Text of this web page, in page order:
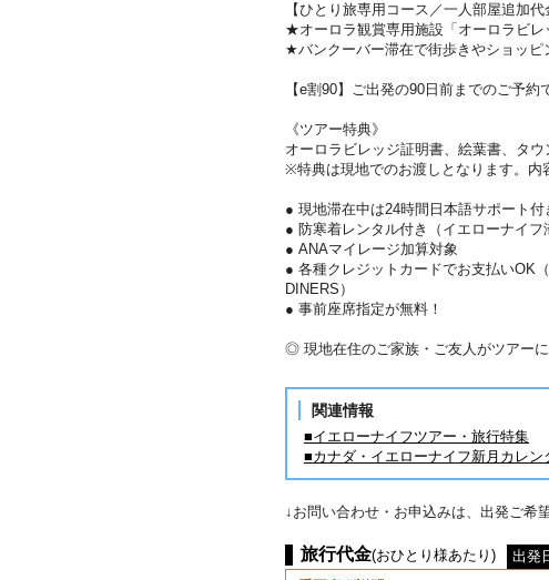
【ひとり旅専用コース／一人部屋追加代
★オーロラ観賞専用施設「オーロラビレ
★バンクーバー滞在で街歩きやショッピ
【e割90】ご出発の90日前までのご予約
《ツアー特典》
オーロラビレッジ証明書、絵葉書、タ
※特典は現地でのお渡しとなります。内
● 現地滞在中は24時間日本語サポート付
● 防寒着レンタル付き（イエローナイフ
● ANAマイレージ加算対象
● 各種クレジットカードでお支払いOK
DINERS）
● 事前座席指定が無料！
◎ 現地在住のご家族・ご友人がツアー
関連情報
■イエローナイフツアー・旅行特集
■カナダ・イエローナイフ新月カレン
↓お問い合わせ・お申込みは、出発ご希
旅行代金(おひとり様あたり)
出発